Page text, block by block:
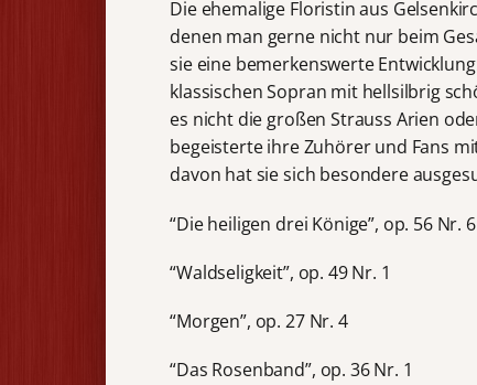
Die ehemalige Floristin aus
denen man gerne nicht nur beim
sie eine bemerkenswerte
klassischen Sopran mit hellsilbrig
es nicht die großen Strauss Arien
begeisterte ihre Zuhörer und Fans
davon hat sie sich besondere
“Die heiligen drei Könige”, op. 56 Nr. 6
“Waldseligkeit”, op. 49 Nr. 1
“Morgen”, op. 27 Nr. 4
“Das Rosenband”, op. 36 Nr. 1